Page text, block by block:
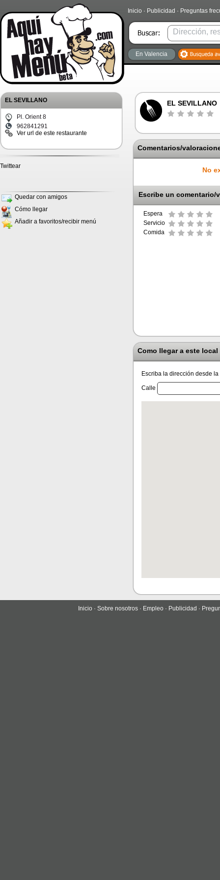
Inicio · Publicidad · Preguntas
En Valencia
EL SEVILLANO
Pl. Orient 8
962841291
Ver url de este restaurante
Twittear
Quedar con amigos
Cómo llegar
Añadir a favoritos/recibir menú
EL SEVILLANO
Comentarios/
No
Escribe un comentario/
Espera
Servicio
Comida
Como llegar a este local
Escriba la dirección desde
Calle
Inicio ·Sobre nosotros · Empleo · Publicidad ·